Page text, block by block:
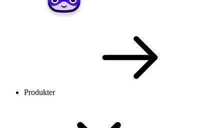
Produkter